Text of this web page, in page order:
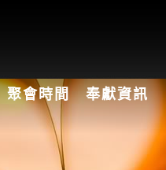
聚會時間 奉獻資訊